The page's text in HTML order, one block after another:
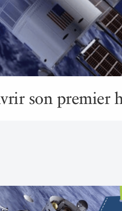
son premier